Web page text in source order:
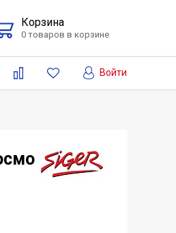
Корзина
0 товаров в корзине
Войти